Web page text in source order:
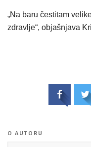
„Na baru čestitam
zdravlje“, objašnjava
O AUTORU